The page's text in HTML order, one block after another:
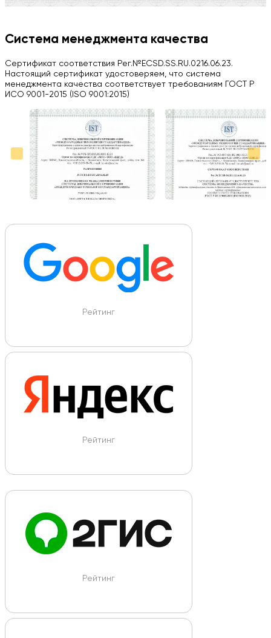
H
03.09.2024
Вся работа выполнена в срок. Всем рекомендую
Больше отзывов на Google Maps
Система менеджмента качества
Сертификат соответствия Рег.№ECSD.SS.RU.0216.06.23.
Настоящий сертификат удостоверяем, что система
менеджмента качества соответствует требованиям ГОСТ Р
ИСО 9001-2015 (ISO 9001:2015)
Рейтинг
Рейтинг
Рейтинг